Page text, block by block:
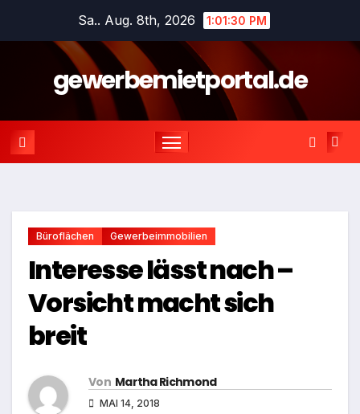
Sa.. Aug. 8th, 2026 1:01:31 PM
gewerbemietportal.de
Büroflächen Gewerbeimmobilien
Interesse lässt nach –
Vorsicht macht sich
breit
Von Martha Richmond
MAI 14, 2018